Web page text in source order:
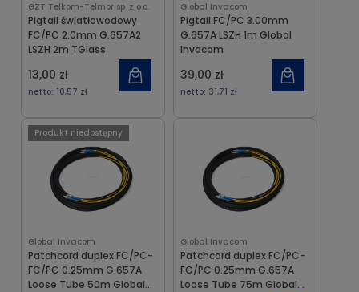
GZT Telkom-Telmor sp. z o.o.
Pigtail światłowodowy
FC/PC 2.0mm G.657A2
LSZH 2m TGlass
13,00 zł
netto: 10,57 zł
Global Invacom
Pigtail FC/PC 3.00mm
G.657A LSZH 1m Global
Invacom
39,00 zł
netto: 31,71 zł
Global Invacom
Patchcord duplex FC/PC-
FC/PC 0.25mm G.657A
Loose Tube 50m Global
Produkt niedostępny
Global Invacom
Patchcord duplex FC/PC-
FC/PC 0.25mm G.657A
Loose Tube 75m Global